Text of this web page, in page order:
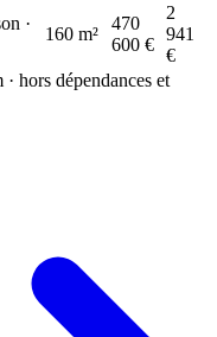
·
160 m²
470
600 €
2
941
€
hors dépendances et